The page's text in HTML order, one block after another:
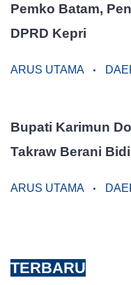
Pemko Batam,
DPRD Kepri
ARUS UTAMA
Bupati Karimun
Takraw Berani
ARUS UTAMA
TERBARU